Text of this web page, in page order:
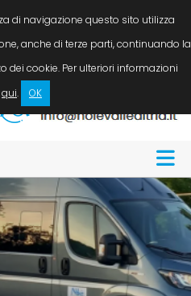
di navigazione questo sito utilizza
anche di terze parti, continuando la
dei cookie. Per ulteriori informazioni
qui. OK
e bus. Noleggio bici LINGUA
+39 338 8946246
Scrivici ora!